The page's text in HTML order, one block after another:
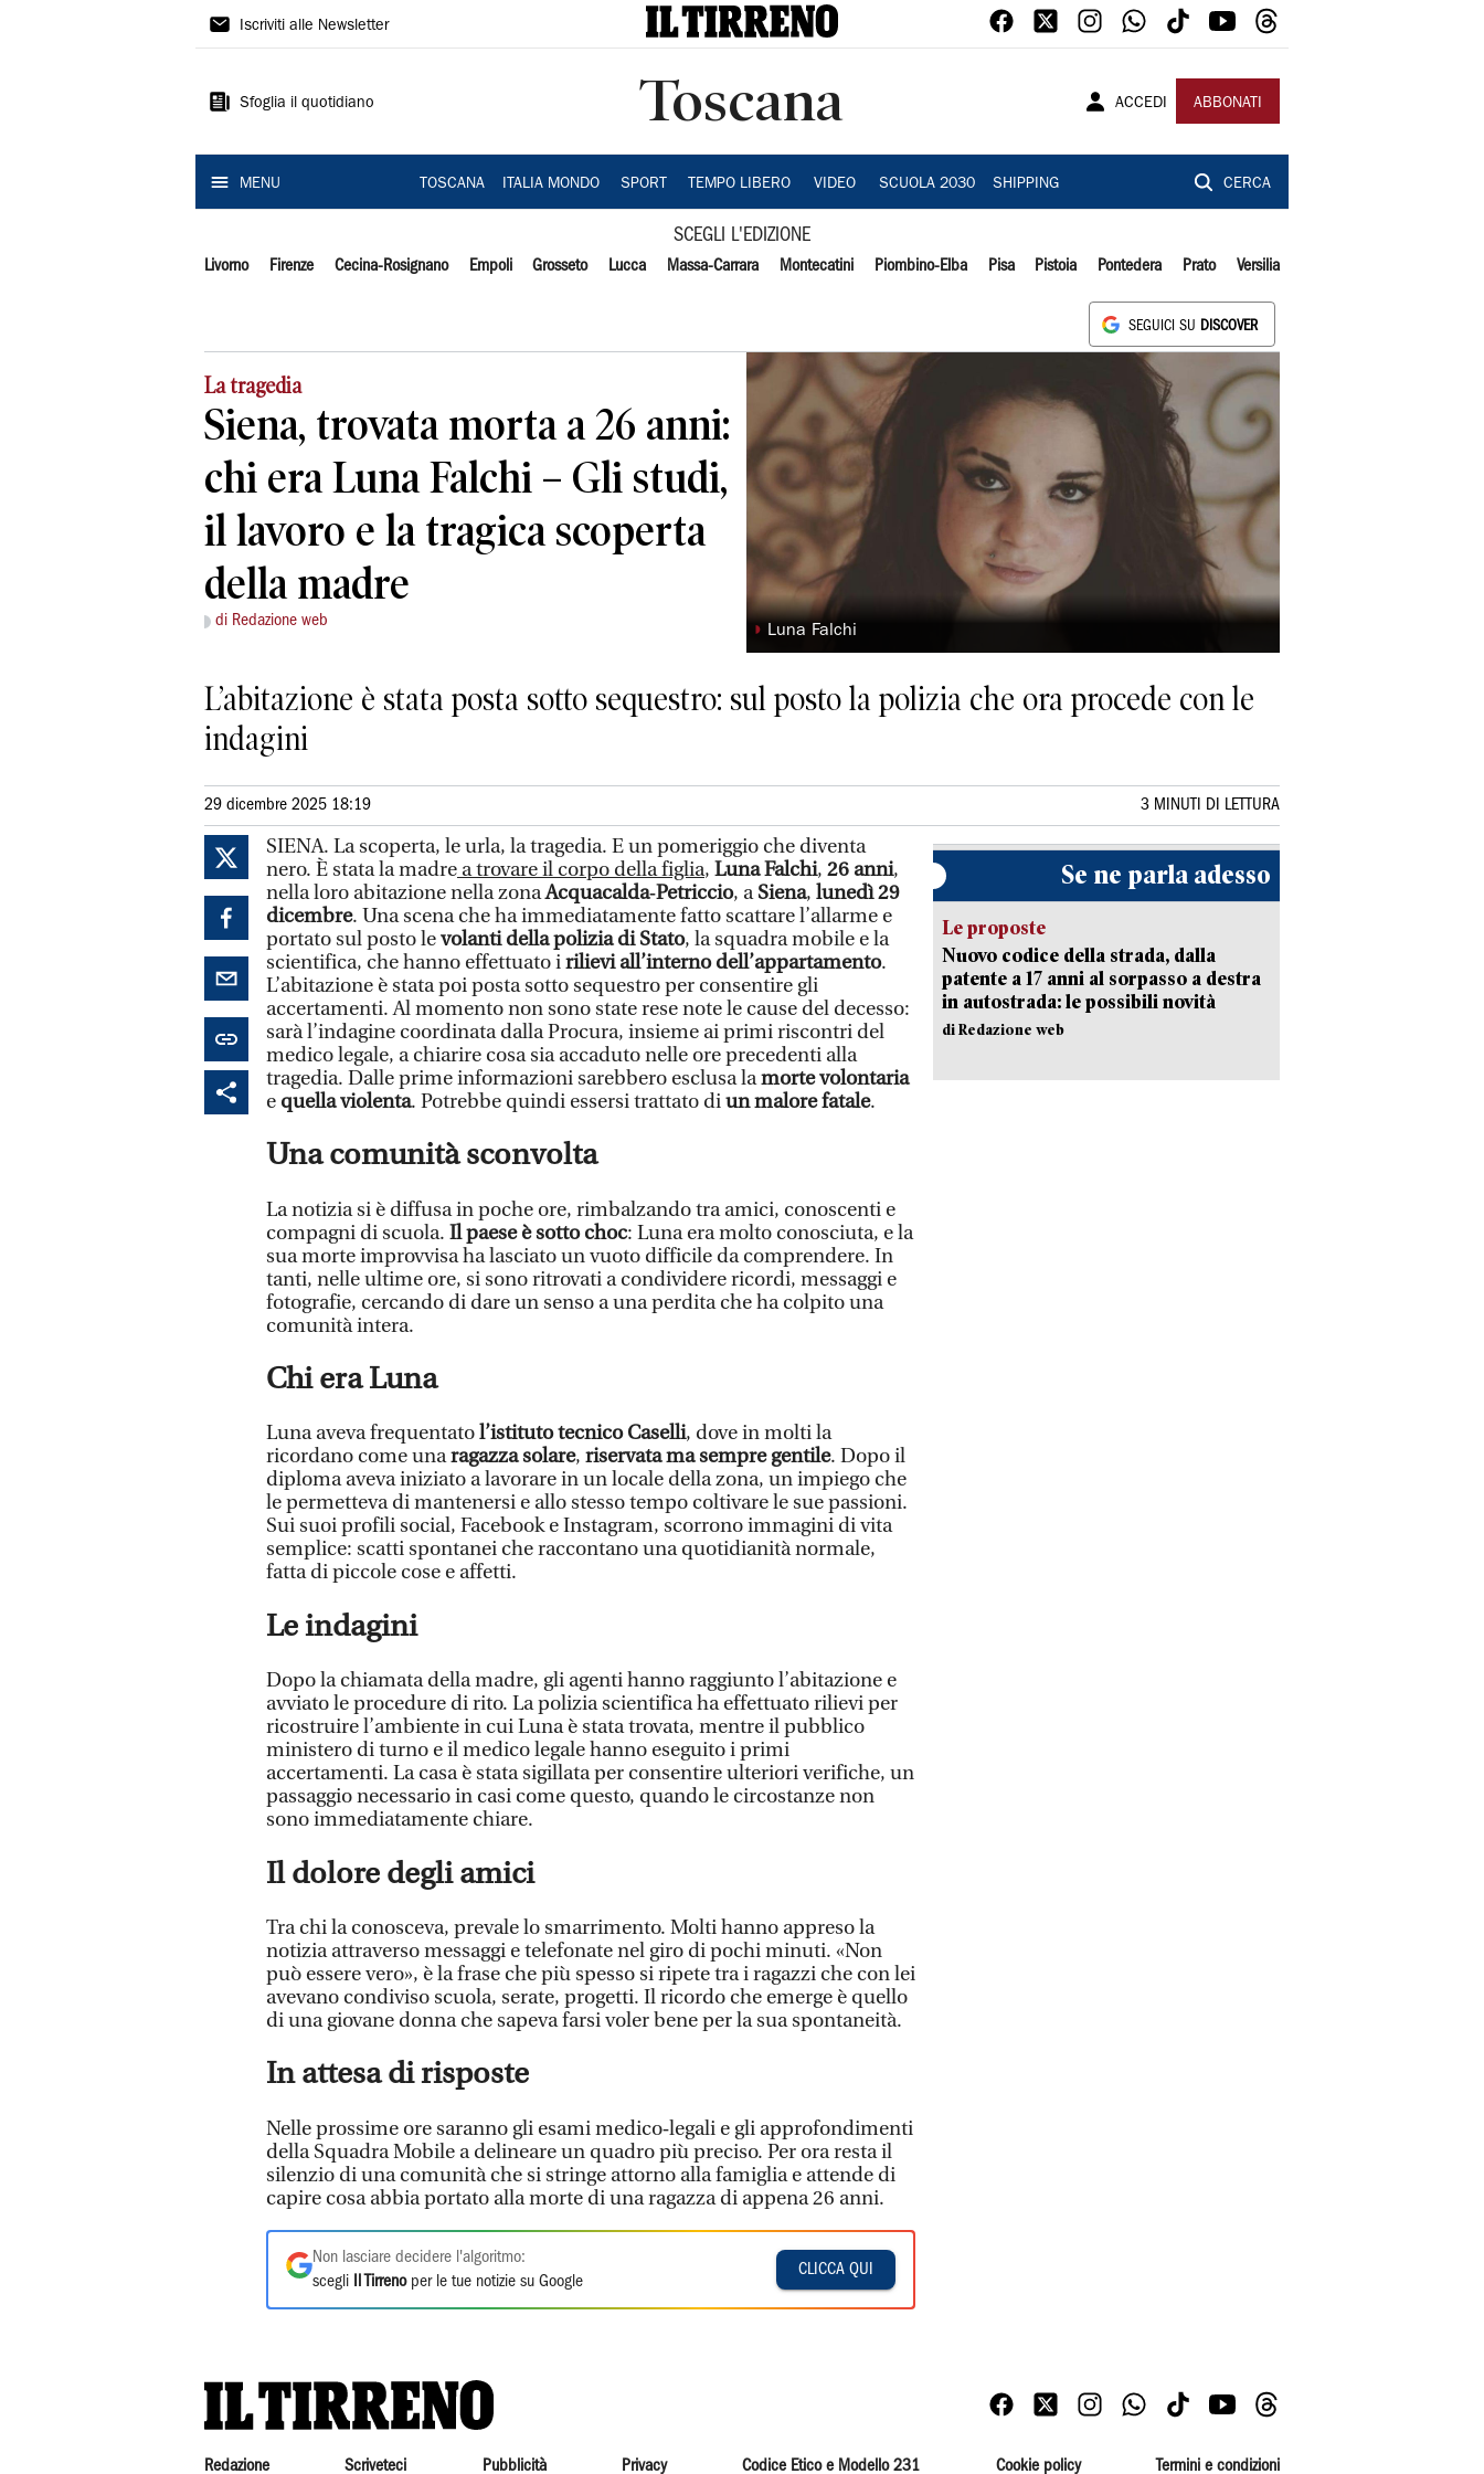
Il
Iscriviti alle Newsletter
Sfoglia il quotidiano Toscana ACCEDI ABBONATI
MENU TOSCANA ITALIA MONDO SPORT TEMPO LIBERO VIDEO SCUOLA 2030 SHIPPING CERCA
SCEGLI L'EDIZIONE
Livorno Firenze Cecina-Rosignano Empoli Grosseto Lucca Massa-Carrara Montecatini Piombino-Elba Pisa Pistoia Pontedera Prato Versilia
SEGUICI SU DISCOVER
La tragedia
Siena, trovata morta a 26 anni:
chi era Luna Falchi – Gli studi,
il lavoro e la tragica scoperta
della madre
di Redazione web
◗ Luna Falchi
L’abitazione è stata posta sotto sequestro: sul posto la polizia che ora procede con le
indagini
29 dicembre 2025 18:19 3 MINUTI DI LETTURA
SIENA. La scoperta, le urla, la tragedia. E un pomeriggio che diventa
nero. È stata la madre a trovare il corpo della figlia, Luna Falchi, 26 anni,
nella loro abitazione nella zonaAcquacalda‑Petriccio, aSiena, lunedì 29
dicembre. Una scena che ha immediatamente fatto scattare l’allarme e
portato sul posto levolanti della polizia di Stato, la squadra mobile e la
scientifica, che hanno effettuato irilievi all’interno dell’appartamento.
L’abitazione è stata poi posta sotto sequestro per consentire gli
accertamenti. Al momento non sono state rese note le cause del decesso:
sarà l’indagine coordinata dalla Procura, insieme ai primi riscontri del
medico legale, a chiarire cosa sia accaduto nelle ore precedenti alla
tragedia. Dalle prime informazioni sarebbero esclusa lamorte volontaria
e quella violenta. Potrebbe quindi essersi trattato diun malore fatale.
Una comunità sconvolta
La notizia si è diffusa in poche ore, rimbalzando tra amici, conoscenti e
compagni di scuola. Il paese è sotto choc: Luna era molto conosciuta, e la
sua morte improvvisa ha lasciato un vuoto difficile da comprendere. In
tanti, nelle ultime ore, si sono ritrovati a condividere ricordi, messaggi e
fotografie, cercando di dare un senso a una perdita che ha colpito una
comunità intera.
Chi era Luna
Luna aveva frequentatol’istituto tecnico Caselli, dove in molti la
ricordano come unaragazza solare, riservata ma sempre gentile. Dopo il
diploma aveva iniziato a lavorare in un locale della zona, un impiego che
le permetteva di mantenersi e allo stesso tempo coltivare le sue passioni.
Sui suoi profili social, Facebook e Instagram, scorrono immagini di vita
semplice: scatti spontanei che raccontano una quotidianità normale,
fatta di piccole cose e affetti.
Le indagini
Dopo la chiamata della madre, gli agenti hanno raggiunto l’abitazione e
avviato le procedure di rito. La polizia scientifica ha effettuato rilievi per
ricostruire l’ambiente in cui Luna è stata trovata, mentre il pubblico
ministero di turno e il medico legale hanno eseguito i primi
accertamenti. La casa è stata sigillata per consentire ulteriori verifiche, un
passaggio necessario in casi come questo, quando le circostanze non
sono immediatamente chiare.
Il dolore degli amici
Tra chi la conosceva, prevale lo smarrimento. Molti hanno appreso la
notizia attraverso messaggi e telefonate nel giro di pochi minuti. «Non
può essere vero», è la frase che più spesso si ripete tra i ragazzi che con lei
avevano condiviso scuola, serate, progetti. Il ricordo che emerge è quello
di una giovane donna che sapeva farsi voler bene per la sua spontaneità.
In attesa di risposte
Nelle prossime ore saranno gli esami medico‑legali e gli approfondimenti
della Squadra Mobile a delineare un quadro più preciso. Per ora resta il
silenzio di una comunità che si stringe attorno alla famiglia e attende di
capire cosa abbia portato alla morte di una ragazza di appena 26 anni.
Non lasciare decidere l'algoritmo:
scegli
Il Tirrenoper le tue notizie su Google
CLICCA QUI
Se ne parla adesso
Le proposte
Nuovo codice della strada, dalla
patente a 17 anni al sorpasso a destra
in autostrada: le possibili novità
di Redazione web
Redazione Scriveteci Pubblicità Privacy Codice Etico e Modello 231 Cookie policy Termini e condizioni